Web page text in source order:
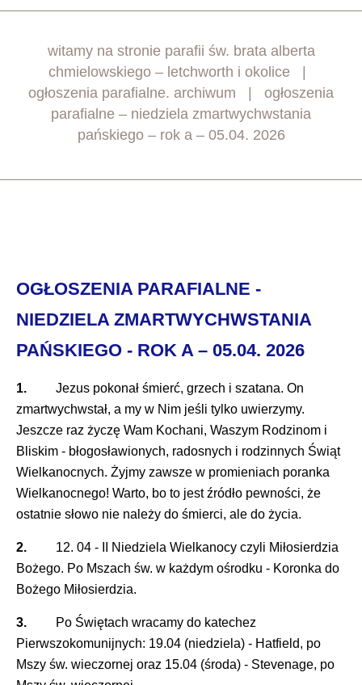
witamy na stronie parafii św. brata alberta
chmielowskiego – letchworth i okolice
ogłoszenia parafialne. archiwum
ogłoszenia
parafialne – niedziela zmartwychwstania
pańskiego – rok a – 05.04. 2026
OGŁOSZENIA PARAFIALNE -
NIEDZIELA ZMARTWYCHWSTANIA
PAŃSKIEGO - ROK A – 05.04. 2026
1. Jezus pokonał śmierć, grzech i szatana. On
zmartwychwstał, a my w Nim jeśli tylko uwierzymy.
Jeszcze raz życzę Wam Kochani, Waszym Rodzinom i
Bliskim - błogosławionych, radosnych i rodzinnych Świąt
Wielkanocnych. Żyjmy zawsze w promieniach poranka
Wielkanocnego! Warto, bo to jest źródło pewności, że
ostatnie słowo nie należy do śmierci, ale do życia.
2. 12. 04 - II Niedziela Wielkanocy czyli Miłosierdzia
Bożego. Po Mszach św. w każdym ośrodku - Koronka do
Bożego Miłosierdzia.
3. Po Świętach wracamy do katechez
Pierwszokomunijnych: 19.04 (niedziela) - Hatfield, po
Mszy św. wieczornej oraz 15.04 (środa) - Stevenage, po